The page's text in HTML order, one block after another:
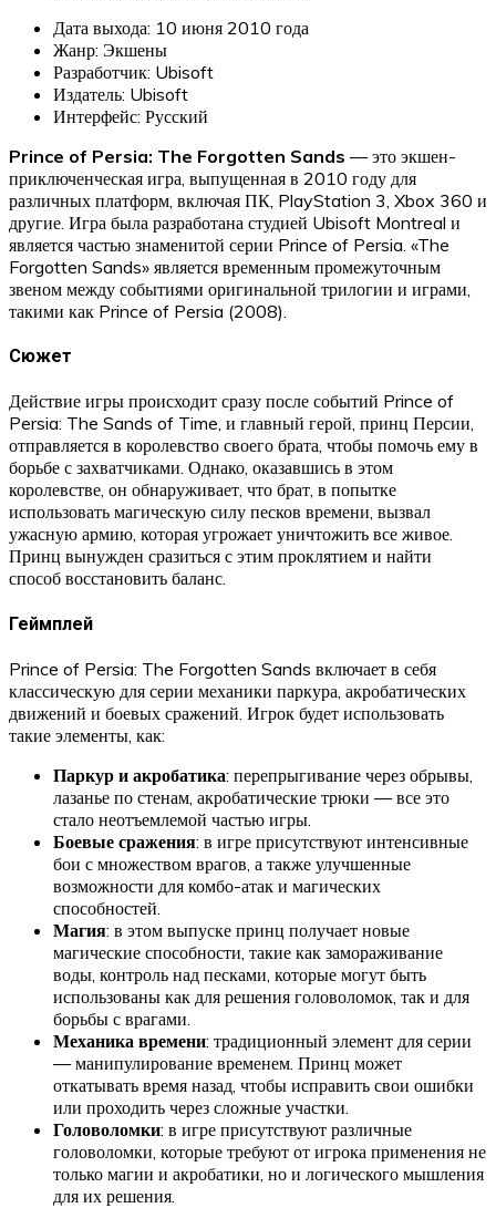
Дата выхода: 10 июня 2010 года
Жанр: Экшены
Разработчик: Ubisoft
Издатель: Ubisoft
Интерфейс: Русский
Prince of Persia: The Forgotten Sands — это экшен-
приключенческая игра, выпущенная в 2010 году для
различных платформ, включая ПК, PlayStation 3, Xbox 360 и
другие. Игра была разработана студией Ubisoft Montreal и
является частью знаменитой серии Prince of Persia. «The
Forgotten Sands» является временным промежуточным
звеном между событиями оригинальной трилогии и играми,
такими как Prince of Persia (2008).
Сюжет
Действие игры происходит сразу после событий Prince of
Persia: The Sands of Time, и главный герой, принц Персии,
отправляется в королевство своего брата, чтобы помочь ему в
борьбе с захватчиками. Однако, оказавшись в этом
королевстве, он обнаруживает, что брат, в попытке
использовать магическую силу песков времени, вызвал
ужасную армию, которая угрожает уничтожить все живое.
Принц вынужден сразиться с этим проклятием и найти
способ восстановить баланс.
Геймплей
Prince of Persia: The Forgotten Sands включает в себя
классическую для серии механики паркура, акробатических
движений и боевых сражений. Игрок будет использовать
такие элементы, как:
Паркур и акробатика: перепрыгивание через обрывы,
лазанье по стенам, акробатические трюки — все это
стало неотъемлемой частью игры.
Боевые сражения: в игре присутствуют интенсивные
бои с множеством врагов, а также улучшенные
возможности для комбо-атак и магических
способностей.
Магия: в этом выпуске принц получает новые
магические способности, такие как замораживание
воды, контроль над песками, которые могут быть
использованы как для решения головоломок, так и для
борьбы с врагами.
Механика времени: традиционный элемент для серии
— манипулирование временем. Принц может
откатывать время назад, чтобы исправить свои ошибки
или проходить через сложные участки.
Головоломки: в игре присутствуют различные
головоломки, которые требуют от игрока применения не
только магии и акробатики, но и логического мышления
для их решения.